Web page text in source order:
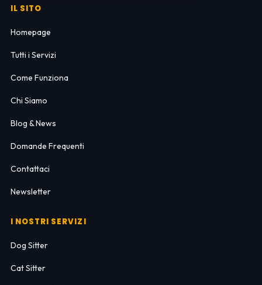
IL SITO
Homepage
Tutti i Servizi
Come Funziona
Chi Siamo
Blog & News
Domande Frequenti
Contattaci
Newsletter
I NOSTRI SERVIZI
Dog Sitter
Cat Sitter